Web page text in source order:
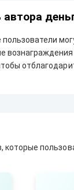
вознаграждения
которые